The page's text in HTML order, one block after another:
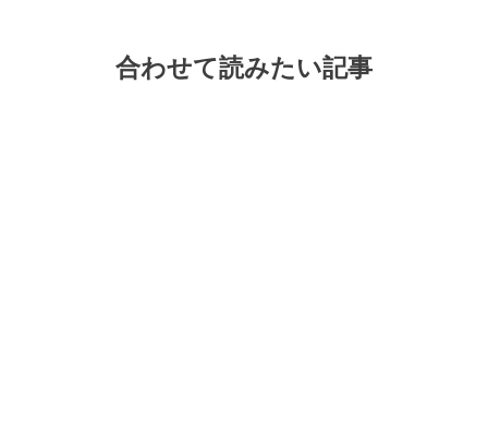
合わせて読みたい記事